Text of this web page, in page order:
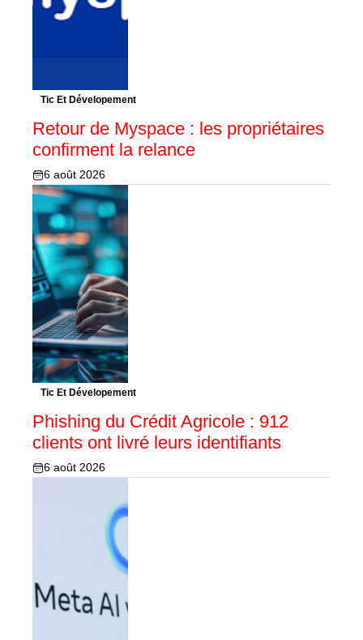
Tic Et Dévelopement
Retour de Myspace : les propriétaires
confirment la relance
6 août 2026
Tic Et Dévelopement
Phishing du Crédit Agricole : 912
clients ont livré leurs identifiants
6 août 2026